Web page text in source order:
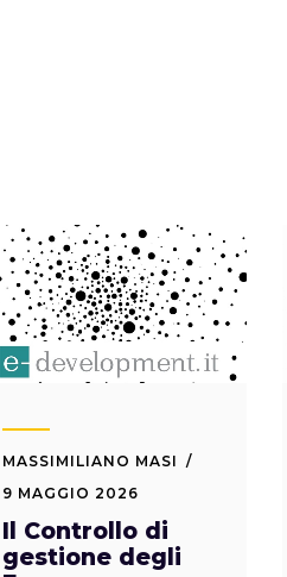
MASSIMILIANO MASI
9 MAGGIO 2026
Il Controllo di
gestione degli